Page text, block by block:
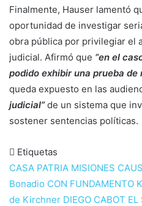
Finalmente, Hauser lamentó
oportunidad de investigar
obra pública por privilegiar el
judicial. Afirmó que “en el
podido exhibir una prueba de
queda expuesto en las
judicial”de un sistema que
sostener sentencias políticas.
Etiquetas
CASA PATRIA MISIONES
Bonadio CON FUNDAMENTO
de Kirchner DIEGO CABOT EL